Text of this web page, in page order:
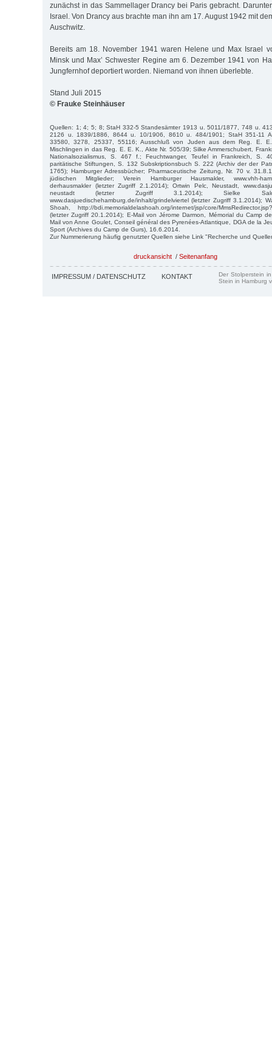
zunächst in das Sammellager Drancy bei Paris gebracht.
Israel. Von Drancy aus brachte man ihn am 17. August 1942 mit
Auschwitz.
Bereits am 18. November 1941 waren Helene und Max Israel
Minsk und Max’ Schwester Regine am 6. Dezember 1941 von
Jungfernhof deportiert worden. Niemand von ihnen überlebte.
Stand Juli 2015
© Frauke Steinhäuser
Quellen: 1; 4; 5; 8; StaH 332-5 Standesämter 1913 u. 5011/1877, 748 u.
2126 u. 1839/1886, 8644 u. 10/1906, 8610 u. 484/1901; StaH 351-11
33580, 3278, 25337, 55116; Ausschluß von Juden aus dem Reg. E.
Mischlingen in das Reg. E. E. K., Akte Nr. 505/39; Silke Ammerschubert,
Nationalsozialismus, S. 467 f.; Feuchtwanger, Teufel in Frankreich, S.
paritätische Stiftungen, S. 132 Subskriptionsbuch S. 222 (Archiv der der
1765); Hamburger Adressbücher; Pharmaceutische Zeitung, Nr. 70 v.
jüdischen Mitglieder; Verein Hamburger Hausmakler, www.vhh-
derhausmakler (letzter Zugriff 2.1.2014); Ortwin Pelc, Neustadt,
neustadt (letzter Zugriff 3.1.2014); Sielke
www.dasjuedischehamburg.de/inhalt/grindelviertel (letzter Zugriff 3.1.2014);
Shoah, http://bdi.memorialdelashoah.org/internet/jsp/core/
(letzter Zugriff 20.1.2014); E-Mail von Jérome Darmon, Mémorial du Camp
Mail von Anne Goulet, Conseil général des Pyrenées-Atlantique, DGA de la
Sport (Archives du Camp de Gurs), 16.6.2014.
Zur Nummerierung häufig genutzter Quellen siehe Link "Recherche und
druckansicht / Seitenanfang
IMPRESSUM / DATENSCHUTZ KONTAKT
Der Stolperstein
Stein in Hamburg